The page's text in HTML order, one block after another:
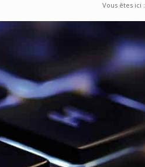
Vous êtes ici :